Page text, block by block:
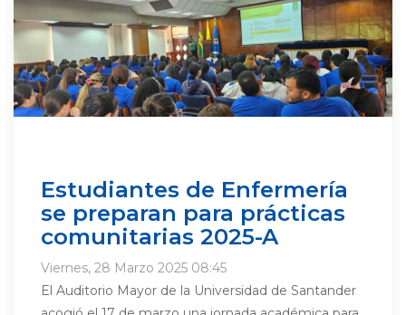
Estudiantes de Enfermería
se preparan para prácticas
comunitarias 2025-A
Viernes, 28 Marzo 2025 08:45
El Auditorio Mayor de la Universidad de Santander